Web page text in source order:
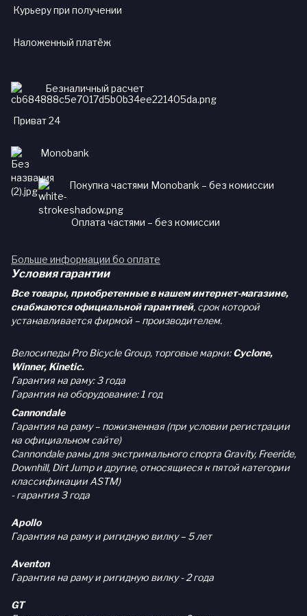
Курьеру при получении
Наложенный платёж
Безналичный расчет
Приват 24
Monobank
Покупка частями Monobank – без комиссии
Оплата частями – без комиссии
Больше информации бо оплате
Условия гарантии
Все товары, приобретенные в нашем интернет-магазине,
снабжаются официальной гарантией, срок которой
устанавливается фирмой – производителем.
Велосипеды Pro Bicycle Group, торговые марки:Cyclone,
Winner, Kinetic.
Гарантия на раму: 3 года
Гарантия на оборудование: 1 год
Cannondale
Гарантия на раму – пожизненная (при условии регистрации
на официальном сайте)
Cannondale рамы для экстримального спорта Gravity, Freeride,
Downhill, Dirt Jump и другие, относящиеся к пятой категории
классификации ASTM)
- гарантия 3 года
Apollo
Гарантия на раму и ригидную вилку – 5 лет
Aventon
Гарантия на раму и ригидную вилку - 2 года
GT